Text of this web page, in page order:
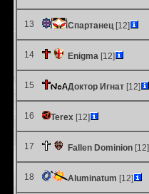
13 Спартанец[12]
14 Enigma [12]
15 Доктор Игнат [12]
16 Terex [12]
17 Fallen Dominion [12]
18 Aluminatum [12]